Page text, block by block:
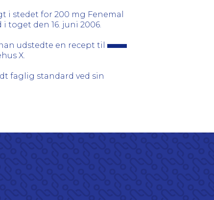
stedet for 200 mg Fenemal
toget den 16. juni 2006.
udstedte en recept til
X.
faglig standard ved sin